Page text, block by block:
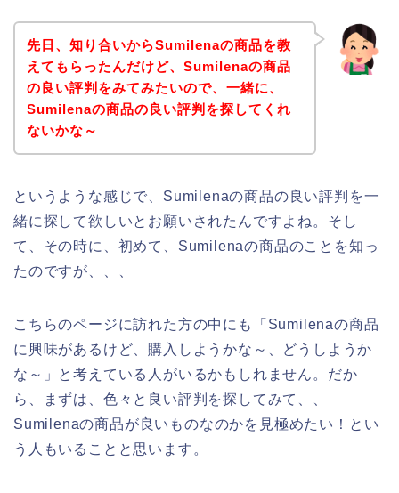
先日、知り合いからSumilenaの商品を教
えてもらったんだけど、Sumilenaの商品
の良い評判をみてみたいので、一緒に、
Sumilenaの商品の良い評判を探してくれ
ないかな～
というような感じで、Sumilenaの商品の良い評判を一
緒に探して欲しいとお願いされたんですよね。そし
て、その時に、初めて、Sumilenaの商品のことを知っ
たのですが、、、
こちらのページに訪れた方の中にも「Sumilenaの商品
に興味があるけど、購入しようかな～、どうしようか
な～」と考えている人がいるかもしれません。だか
ら、まずは、色々と良い評判を探してみて、、
Sumilenaの商品が良いものなのかを見極めたい！とい
う人もいることと思います。